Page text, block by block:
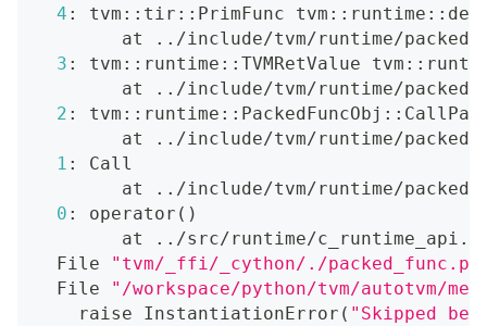
4 : tvm::tir::PrimFunc
        at
.. /include/tvm/runtime/
3 : tvm::runtime::TVMRetValue
        at
.. /include/tvm/runtime/
2 :
        at
.. /include/tvm/runtime/
1 : Call
        at
.. /include/tvm/runtime/
0 : operator ( )
        at
.. /src/runtime/
  File
"tvm/_ffi/_cython/./
  File
"/workspace/python/tvm/autotvm/
    raise InstantiationError
( "Skipped